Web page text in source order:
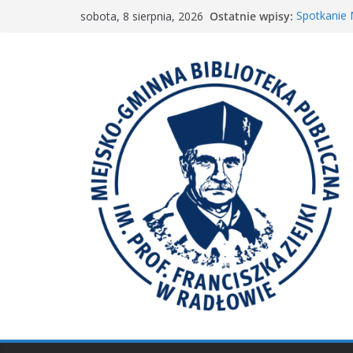
sobota, 8 sierpnia, 2026 Ostatnie wpisy: Spotkanie